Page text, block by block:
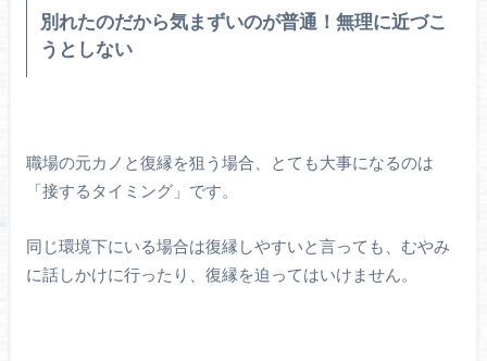
別れたのだから気まずいのが普通！無理に近づこ
うとしない
職場の元カノと復縁を狙う場合、とても大事になるのは
「接するタイミング」です。
同じ環境下にいる場合は復縁しやすいと言っても、むやみ
に話しかけに行ったり、復縁を迫ってはいけません。